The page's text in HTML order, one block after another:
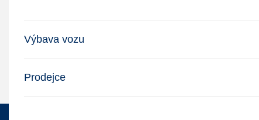
Výbava vozu
Prodejce